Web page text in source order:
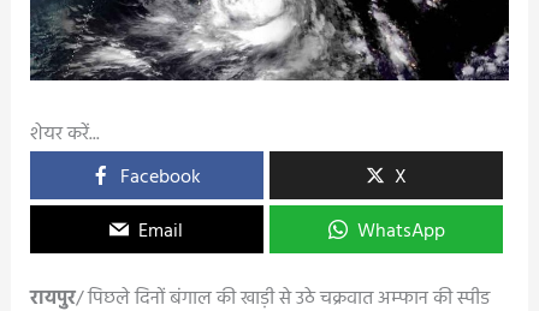
शेयर करें...
Facebook
X
Email
WhatsApp
रायपुर/ पिछले दिनों बंगाल की खाड़ी से उठे चक्रवात अम्फान की स्पीड